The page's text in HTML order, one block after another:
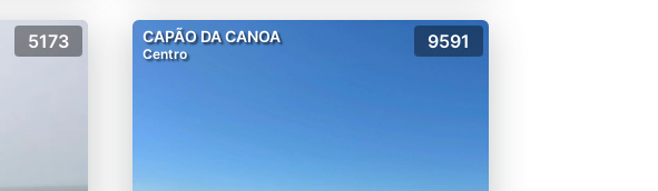
5173 CAPÃO DA CANOA
Centro
9591